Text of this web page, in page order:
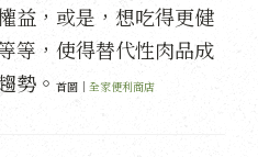
益，或是，想吃得更健
等，使得替代性肉品成
勢。 首圖｜ 全家便利商店